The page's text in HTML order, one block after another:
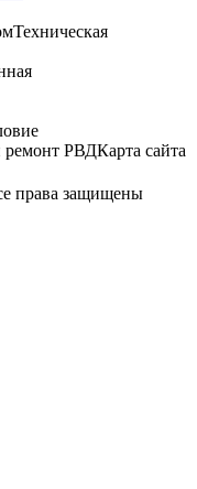
Техническая
ремонт РВДКарта сайта
права защищены